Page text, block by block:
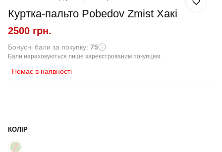
Куртка-пальто Pobedov Zmist Хакі
2500 грн.
Бонусні бали за покупку: 75
Бали нараховуються лише зареєстрованим покупцям.
Немає в наявності
КОЛІР